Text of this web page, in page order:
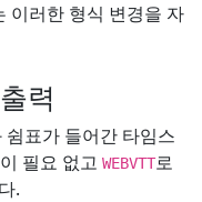
이러한 형식 변경을 자
력
쉼표가 들어간 타임스
필요 없고 WEBVTT로
.